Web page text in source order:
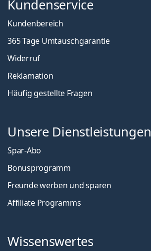
Kundenservice
Kundenbereich
365 Tage Umtauschgarantie
Widerruf
Reklamation
Häufig gestellte Fragen
Unsere Dienstleistungen
Spar-Abo
Bonusprogramm
Freunde werben und sparen
Affiliate Programms
Wissenswertes